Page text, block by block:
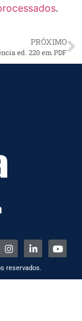
.
PRÓXIMO
ed. 220 em PDF
reservados.